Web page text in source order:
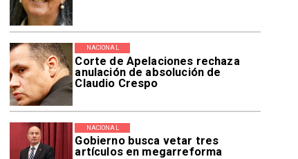
Corte de Apelaciones rechaza
anulación de absolución de
Claudio Crespo
NACIONAL
Gobierno busca vetar tres
artículos en megarreforma
NACIONAL